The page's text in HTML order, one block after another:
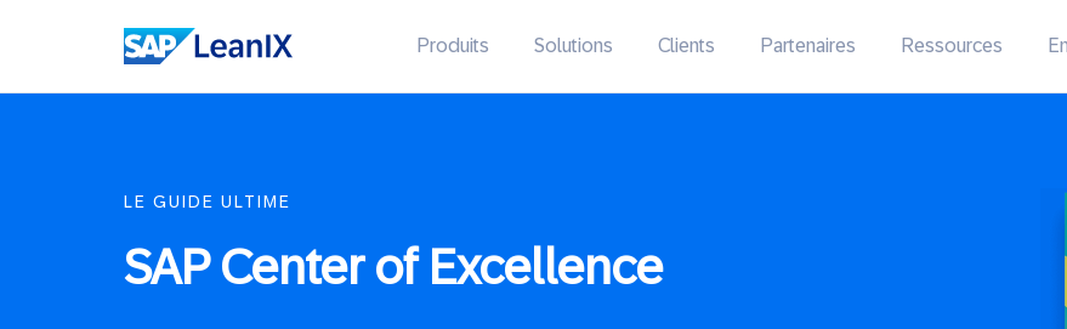
Produits Solutions Clients Partenaires Ressources
LE GUIDE ULTIME
SAP Center of Excellence